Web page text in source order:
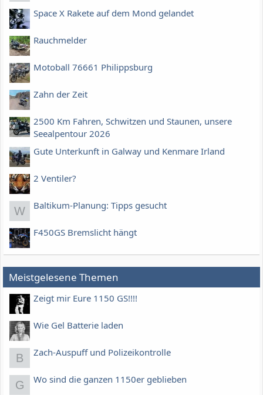
Space X Rakete auf dem Mond gelandet
Rauchmelder
Motoball 76661 Philippsburg
Zahn der Zeit
2500 Km Fahren, Schwitzen und Staunen, unsere
Seealpentour 2026
Gute Unterkunft in Galway und Kenmare Irland
2 Ventiler?
W Baltikum-Planung: Tipps gesucht
F450GS Bremslicht hängt
Meistgelesene Themen
Zeigt mir Eure 1150 GS!!!!
Wie Gel Batterie laden
B Zach-Auspuff und Polizeikontrolle
G Wo sind die ganzen 1150er geblieben